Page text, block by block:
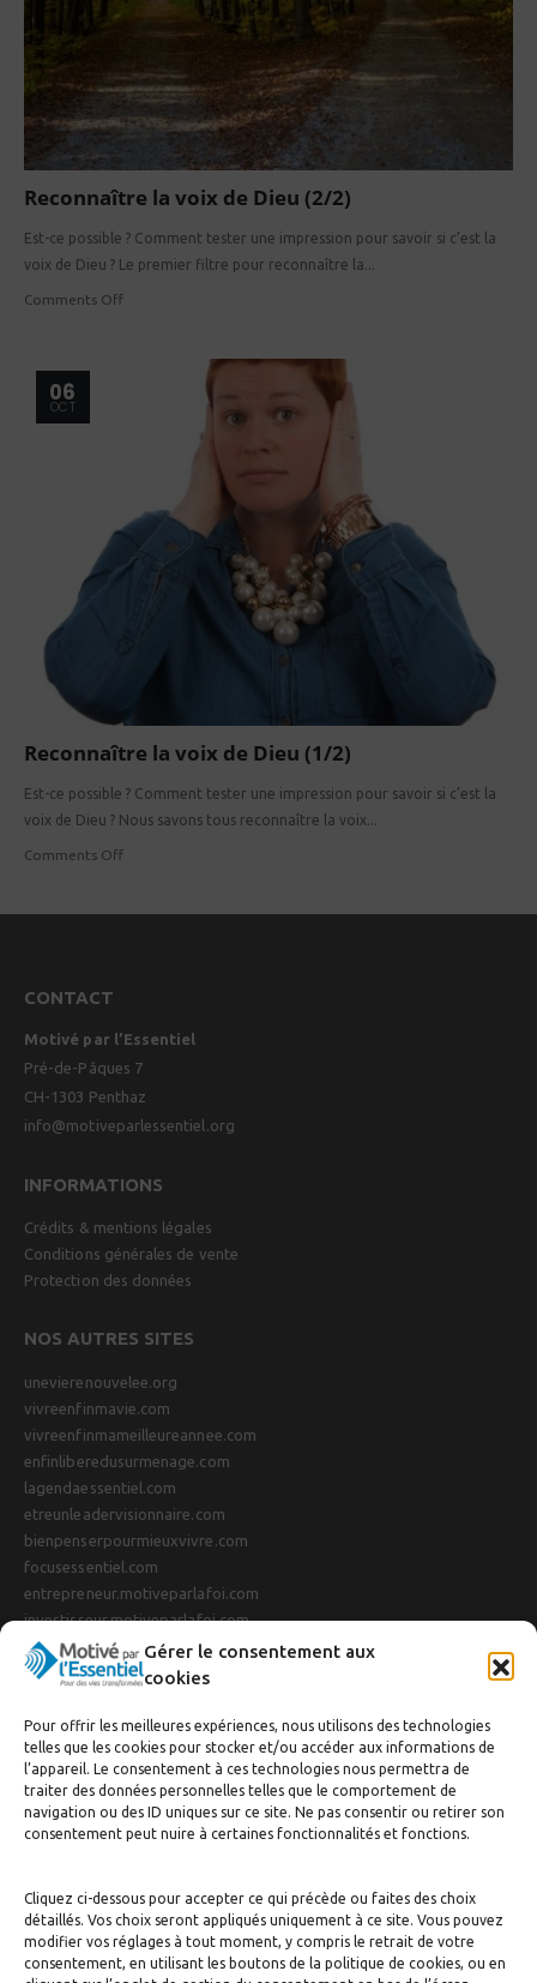
Gérer le consentement aux
cookies
Pour offrir les meilleures expériences, nous utilisons des technologies
telles que les cookies pour stocker et/ou accéder aux informations de
l’appareil. Le consentement à ces technologies nous permettra de
traiter des données personnelles telles que le comportement de
navigation ou des ID uniques sur ce site. Ne pas consentir ou retirer son
consentement peut nuire à certaines fonctionnalités et fonctions.
Cliquez ci-dessous pour accepter ce qui précède ou faites des choix
détaillés. Vos choix seront appliqués uniquement à ce site. Vous pouvez
modifier vos réglages à tout moment, y compris le retrait de votre
consentement, en utilisant les boutons de la politique de cookies, ou en
Reconnaître la voix de Dieu (2/2)
Est-ce possible ? Comment tester une impression pour savoir si c’est la
voix de Dieu ? Le premier filtre pour reconnaître la...
Comments Off
06
OCT
Reconnaître la voix de Dieu (1/2)
Est-ce possible ? Comment tester une impression pour savoir si c’est la
voix de Dieu ? Nous savons tous reconnaître la voix...
Comments Off
CONTACT
Motivé par l’Essentiel
Pré-de-Pâques 7
CH-1303 Penthaz
info@motiveparlessentiel.org
INFORMATIONS
Crédits & mentions légales
Conditions générales de vente
Protection des données
NOS AUTRES SITES
unevierenouvelee.org
vivreenfinmavie.com
vivreenfinmameilleureannee.com
enfinliberedusurmenage.com
lagendaessentiel.com
etreunleadervisionnaire.com
bienpenserpourmieuxvivre.com
focusessentiel.com
entrepreneur.motiveparlafoi.com
investisseur.motiveparlafoi.com
INSCRIPTION À LA NEWSLETTER
Tenez-vous au courant de nos dernières actualités et offres !